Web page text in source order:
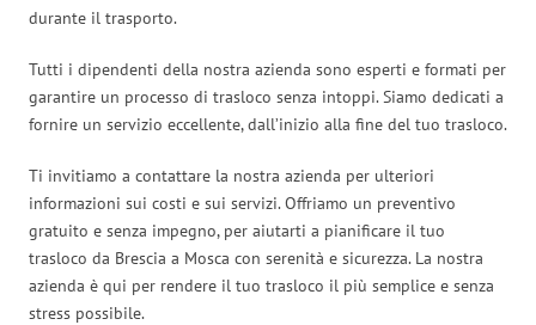
durante il trasporto.
Tutti i dipendenti della nostra azienda sono esperti e formati per
garantire un processo di trasloco senza intoppi. Siamo dedicati a
fornire un servizio eccellente, dall’inizio alla fine del tuo trasloco.
Ti invitiamo a contattare la nostra azienda per ulteriori
informazioni sui costi e sui servizi. Offriamo un preventivo
gratuito e senza impegno, per aiutarti a pianificare il tuo
trasloco da Brescia a Mosca con serenità e sicurezza. La nostra
azienda è qui per rendere il tuo trasloco il più semplice e senza
stress possibile.